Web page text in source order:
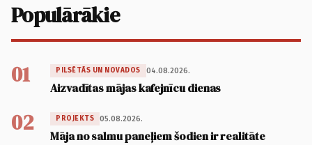
Populārākie
01 PILSĒTĀS UN NOVADOS 04.08.2026.
Aizvadītas mājas kafejnīcu dienas
02 PROJEKTS 05.08.2026.
Māja no salmu paneļiem šodien ir realitāte